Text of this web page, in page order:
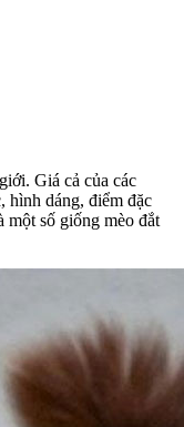
Giá cả của các
hình dáng, điểm đặc
một số giống mèo đắt